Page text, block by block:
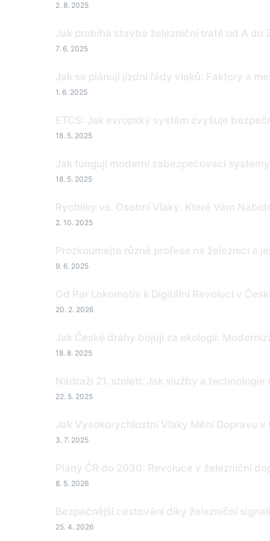
2. 8. 2025
Jak probíhá stavba železniční tratě od A do
7. 6. 2025
Jak se plánují jízdní řády vlaků: Faktory a
1. 6. 2025
ETCS: Jak evropský systém zvyšuje
18. 5. 2025
Jak fungují moderní zabezpečovací
18. 5. 2025
Rychlíky vs. Osobní Vlaky: Které Vám
2. 10. 2025
Prozkoumejte různé profese na železnici a
9. 6. 2025
Od Par Lokomotiv k Digitální Revoluci v
20. 2. 2026
Jak České dráhy bojují za ekologii:
18. 8. 2025
Nádraží 21. století: Jak služby a
22. 5. 2025
Jak Vysokorychlostní Vlaky Mění Dopravu v
3. 7. 2025
Plány ČR do 2030: Revoluce v železniční
8. 5. 2026
Bezpečnější cestování díky železniční
25. 4. 2026